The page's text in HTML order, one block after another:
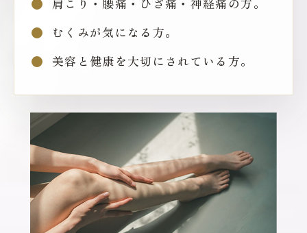
肩こり・腰痛・ひざ痛・神経痛の方。
むくみが気になる方。
美容と健康を大切にされている方。